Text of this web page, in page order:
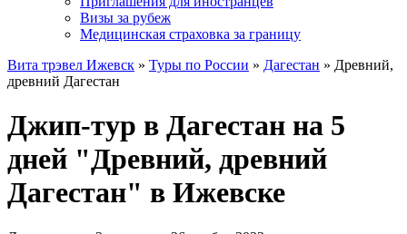
Визы за рубеж
Медицинская страховка за границу
Вита трэвел Ижевск » Туры по России » Дагестан » Древний,
древний Дагестан
Джип-тур в Дагестан на 5
дней "Древний, древний
Дагестан" в Ижевске